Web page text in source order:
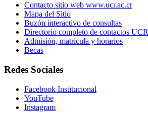
Contacto sitio web www.ucr.ac.cr
Mapa del Sitio
Buzón interactivo de consultas
Directorio completo de contactos UCR
Admisión, matrícula y horarios
Becas
Redes Sociales
Facebook Institucional
YouTube
Instagram